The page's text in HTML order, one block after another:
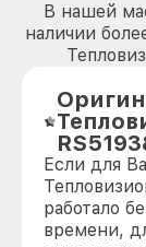
В нашей
наличии
Если для
работало
времени,